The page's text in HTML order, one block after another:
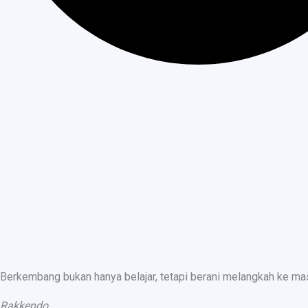
Berkembang bukan hanya belajar, tetapi berani melangkah ke